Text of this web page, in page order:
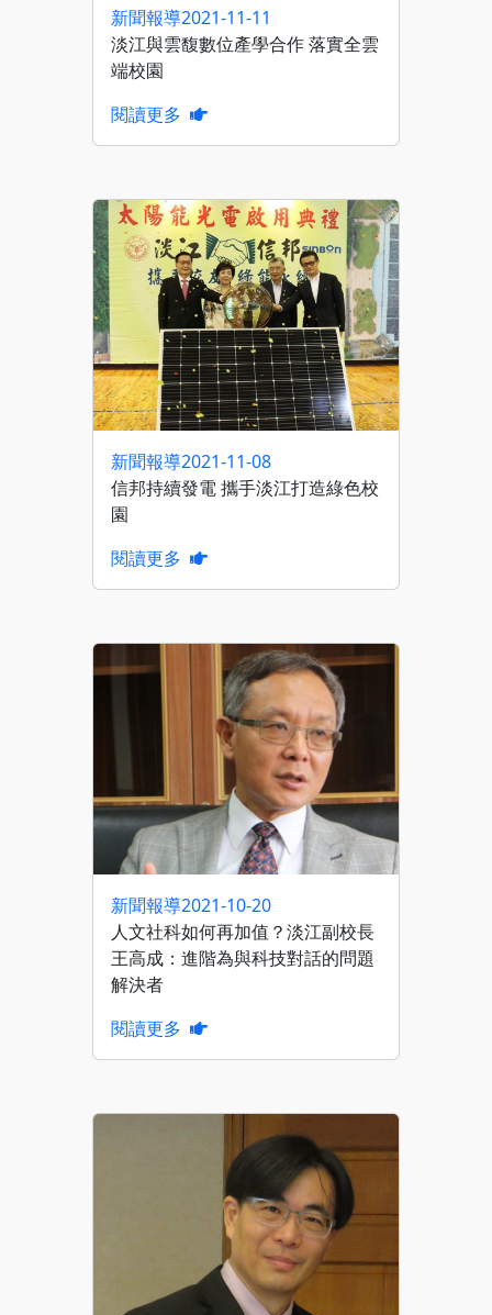
新聞報導2021-11-11
淡江與雲馥數位產學合作 落實全雲
端校園
閱讀更多
新聞報導2021-11-08
信邦持續發電 攜手淡江打造綠色校
園
閱讀更多
新聞報導2021-10-20
人文社科如何再加值？淡江副校長
王高成：進階為與科技對話的問題
解決者
閱讀更多